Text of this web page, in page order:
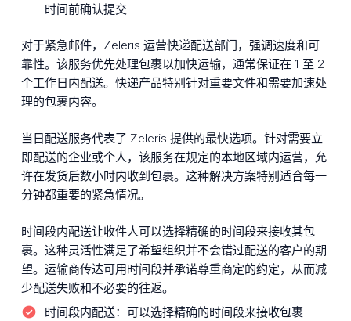
时间前确认提交
对于紧急邮件，Zeleris 运营快递配送部门，强调速度和可
靠性。该服务优先处理包裹以加快运输，通常保证在 1 至 2
个工作日内配送。快递产品特别针对重要文件和需要加速处
理的包裹内容。
当日配送服务代表了 Zeleris 提供的最快选项。针对需要立
即配送的企业或个人，该服务在规定的本地区域内运营，允
许在发货后数小时内收到包裹。这种解决方案特别适合每一
分钟都重要的紧急情况。
时间段内配送让收件人可以选择精确的时间段来接收其包
裹。这种灵活性满足了希望组织并不会错过配送的客户的期
望。运输商传达可用时间段并承诺尊重商定的约定，从而减
少配送失败和不必要的往返。
时间段内配送： 可以选择精确的时间段来接收包裹